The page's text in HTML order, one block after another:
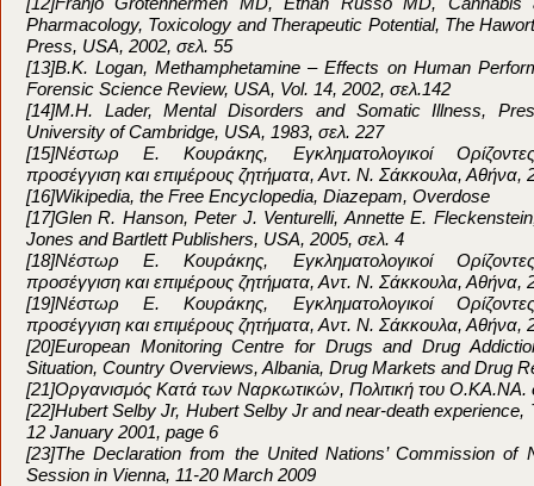
Pharmacology, Toxicology and Therapeutic Potential, The
Press, USA, 2002, σελ. 55
[13]B.K. Logan, Methamphetamine – Effects on Human
Forensic Science Review, USA, Vol. 14, 2002, σελ.142
[14]M.H. Lader, Mental Disorders and Somatic Illness,
University of Cambridge, USA, 1983, σελ. 227
[15]Νέστωρ Ε. Κουράκης, Εγκληματολογικοί
προσέγγιση και επιμέρους ζητήματα, Αντ. Ν. Σάκκουλα, Αθήνα,
[16]Wikipedia, the Free Encyclopedia, Diazepam, Overdose
[17]Glen R. Hanson, Peter J. Venturelli, Annette E.
Jones and Bartlett Publishers, USA, 2005, σελ. 4
[18]Νέστωρ Ε. Κουράκης, Εγκληματολογικοί
προσέγγιση και επιμέρους ζητήματα, Αντ. Ν. Σάκκουλα, Αθήνα,
[19]Νέστωρ Ε. Κουράκης, Εγκληματολογικοί
προσέγγιση και επιμέρους ζητήματα, Αντ. Ν. Σάκκουλα, Αθήνα,
[20]European Monitoring Centre for Drugs and Drug
Situation, Country Overviews, Albania, Drug Markets and Drug
[21]Οργανισμός Κατά των Ναρκωτικών, Πολιτική του Ο.ΚΑ.ΝΑ.
[22]Hubert Selby Jr, Hubert Selby Jr and near-death experience,
12 January 2001, page 6
[23]The Declaration from the United Nations’ Commission of
Session in Vienna, 11-20 March 2009